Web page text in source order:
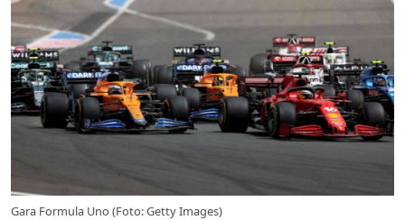
Gara Formula Uno (Foto: Getty Images)